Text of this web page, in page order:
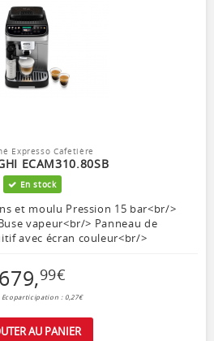
Expresso Cafetière
ECAM310.80SB
En stock
et moulu Pression 15 bar<br/>
vapeur<br/> Panneau de
avec écran couleur<br/>
679,99€
Ecoparticipation : 0,27€
AU PANIER